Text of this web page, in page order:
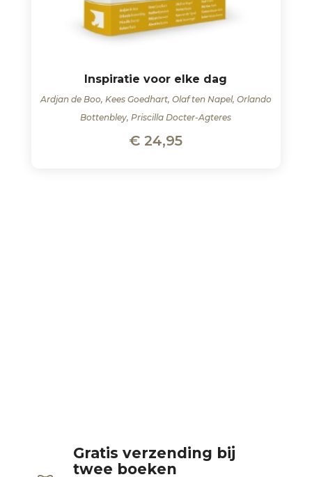
Inspiratie voor elke dag
Ardjan de Boo, Kees Goedhart, Olaf ten Napel, Orlando
Bottenbley, Priscilla Docter-Agteres
€ 24,95
Gratis verzending bij
twee boeken